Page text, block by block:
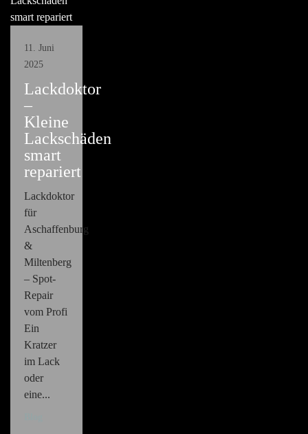
11. Juni
2025
Lackdoktor
–
Kleine
Lackschäden
smart
repariert
Lackdoktor
für
Aschaffenburg
&
Miltenberg
– Spot-
Repair
vom Profi
Ein
Kratzer
im Lack
oder
eine...